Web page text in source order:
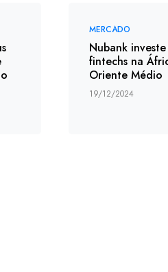
MERCADO
Nubank
fintechs na
Oriente Médio
19/12/2024